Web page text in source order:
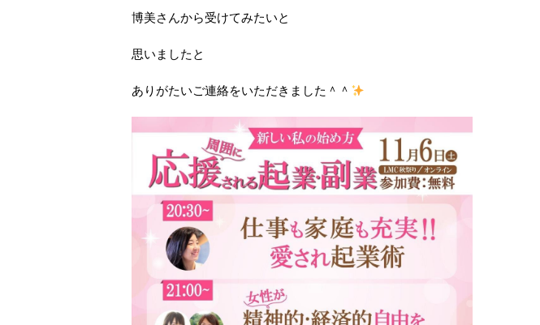
博美さんから受けてみたいと
思いましたと
ありがたいご連絡をいただきました＾＾